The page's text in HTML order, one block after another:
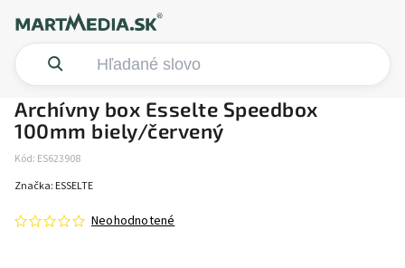
Archívny box Esselte Speedbox
100mm biely/červený
Kód: ES623908
Neohodnotené
Značka: ESSELTE